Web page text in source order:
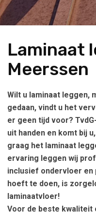
Laminaat
Meerssen
Wilt u laminaat leggen,
gedaan, vindt u het
er geen tijd voor?
uit handen en komt bij
graag het laminaat
ervaring leggen wij
inclusief ondervloer en
hoeft te doen, is
laminaatvloer!
Voor de beste kwaliteit